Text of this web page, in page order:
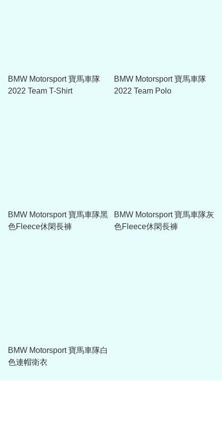
BMW Motorsport 寶馬車隊
2022 Team T-Shirt
BMW Motorsport 寶馬車隊
2022 Team Polo
BMW Motorsport 寶馬車隊黑
色Fleece休閑長褲
BMW Motorsport 寶馬車隊灰
色Fleece休閑長褲
BMW Motorsport 寶馬車隊白
色連帽衛衣